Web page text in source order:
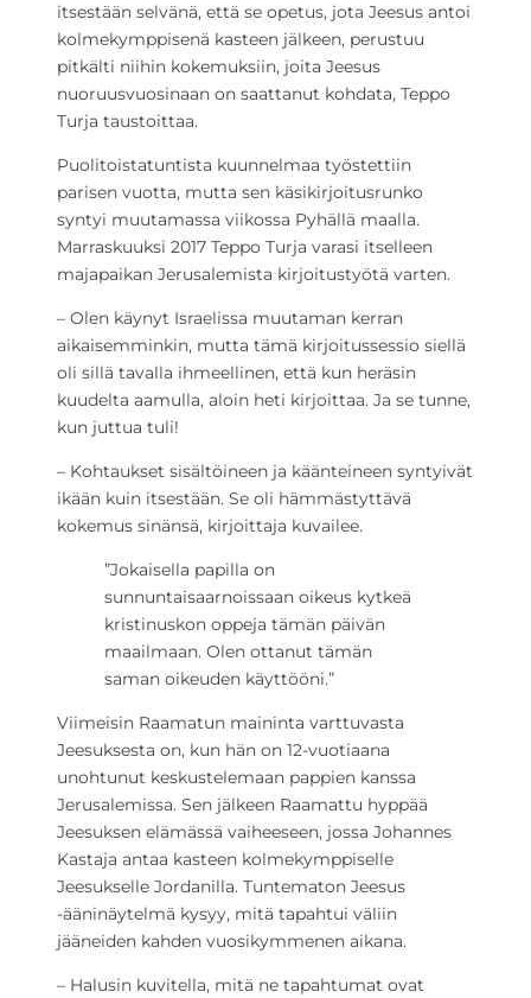
itsestään selvänä, että se opetus, jota Jeesus antoi
kolmekymppisenä kasteen jälkeen, perustuu
pitkälti niihin kokemuksiin, joita Jeesus
nuoruusvuosinaan on saattanut kohdata, Teppo
Turja taustoittaa.
Puolitoistatuntista kuunnelmaa työstettiin
parisen vuotta, mutta sen käsikirjoitusrunko
syntyi muutamassa viikossa Pyhällä maalla.
Marraskuuksi 2017 Teppo Turja varasi itselleen
majapaikan Jerusalemista kirjoitustyötä varten.
– Olen käynyt Israelissa muutaman kerran
aikaisemminkin, mutta tämä kirjoitussessio siellä
oli sillä tavalla ihmeellinen, että kun heräsin
kuudelta aamulla, aloin heti kirjoittaa. Ja se tunne,
kun juttua tuli!
– Kohtaukset sisältöineen ja käänteineen syntyivät
ikään kuin itsestään. Se oli hämmästyttävä
kokemus sinänsä, kirjoittaja kuvailee.
”Jokaisella papilla on
sunnuntaisaarnoissaan oikeus kytkeä
kristinuskon oppeja tämän päivän
maailmaan. Olen ottanut tämän
saman oikeuden käyttööni.”
Viimeisin Raamatun maininta varttuvasta
Jeesuksesta on, kun hän on 12-vuotiaana
unohtunut keskustelemaan pappien kanssa
Jerusalemissa. Sen jälkeen Raamattu hyppää
Jeesuksen elämässä vaiheeseen, jossa Johannes
Kastaja antaa kasteen kolmekymppiselle
Jeesukselle Jordanilla. Tuntematon Jeesus
-ääninäytelmä kysyy, mitä tapahtui väliin
jääneiden kahden vuosikymmenen aikana.
– Halusin kuvitella, mitä ne tapahtumat ovat